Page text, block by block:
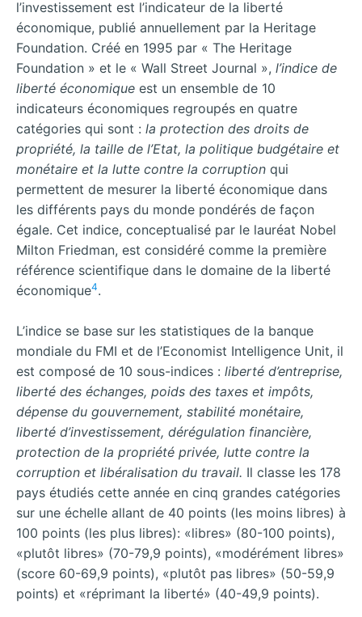
l’investissement est l’indicateur de la liberté
économique, publié annuellement par la Heritage
Foundation. Créé en 1995 par « The Heritage
Foundation » et le « Wall Street Journal », l’indice de
liberté économique est un ensemble de 10
indicateurs économiques regroupés en quatre
catégories qui sont : la protection des droits de
propriété, la taille de l’Etat, la politique budgétaire et
monétaire et la lutte contre la corruption qui
permettent de mesurer la liberté économique dans
les différents pays du monde pondérés de façon
égale. Cet indice, conceptualisé par le lauréat Nobel
Milton Friedman, est considéré comme la première
référence scientifique dans le domaine de la liberté
économique4.
L’indice se base sur les statistiques de la banque
mondiale du FMI et de l’Economist Intelligence Unit, il
est composé de 10 sous-indices : liberté d’entreprise,
liberté des échanges, poids des taxes et impôts,
dépense du gouvernement, stabilité monétaire,
liberté d’investissement, dérégulation financière,
protection de la propriété privée, lutte contre la
corruption et libéralisation du travail. Il classe les 178
pays étudiés cette année en cinq grandes catégories
sur une échelle allant de 40 points (les moins libres) à
100 points (les plus libres): «libres» (80-100 points),
«plutôt libres» (70-79,9 points), «modérément libres»
(score 60-69,9 points), «plutôt pas libres» (50-59,9
points) et «réprimant la liberté» (40-49,9 points).